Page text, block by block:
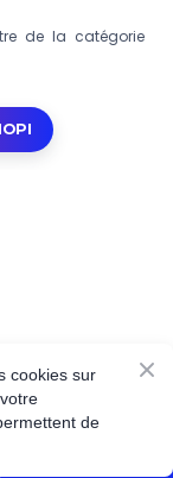
de la catégorie
cookies sur
de